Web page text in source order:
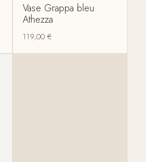
Vase Grappa bleu
Athezza
119,00 €